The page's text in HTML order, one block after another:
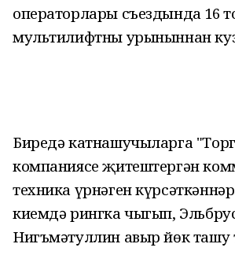
операторлары съездында 16
мультилифтны урыныннан
Биредә катнашучыларга
компаниясе җитештергән
техника үрнәген
киемдә рингка чыгып,
Нигъмәтуллин авыр йөк ташу